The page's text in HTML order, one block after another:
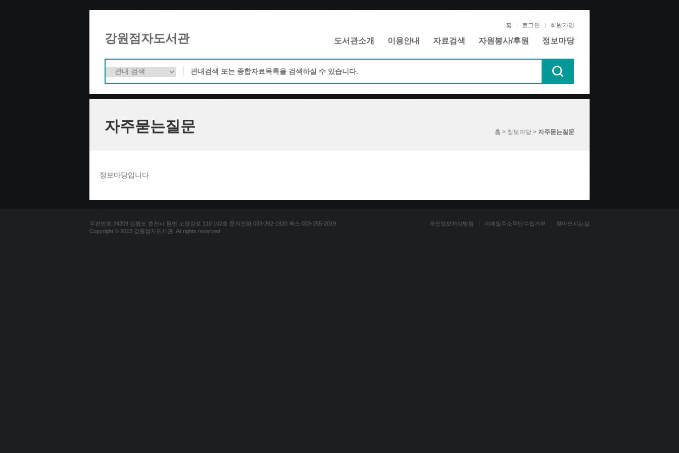
강원점자도서관
홈 로그인 회원가입
도서관소개 이용안내 자료검색 자원봉사/후원 정보마당
자주묻는질문 홈 > 정보마당 > 자주묻는질문
정보마당입니다
우편번호 24209 강원도 춘천시 동면 소양강로 110 102호 문의전화 033-262-1920 팩스 033-255-2019
Copyright © 2015 강원점자도서관. All rights reserved.
개인정보처리방침 이메일주소무단수집거부 찾아오시는길